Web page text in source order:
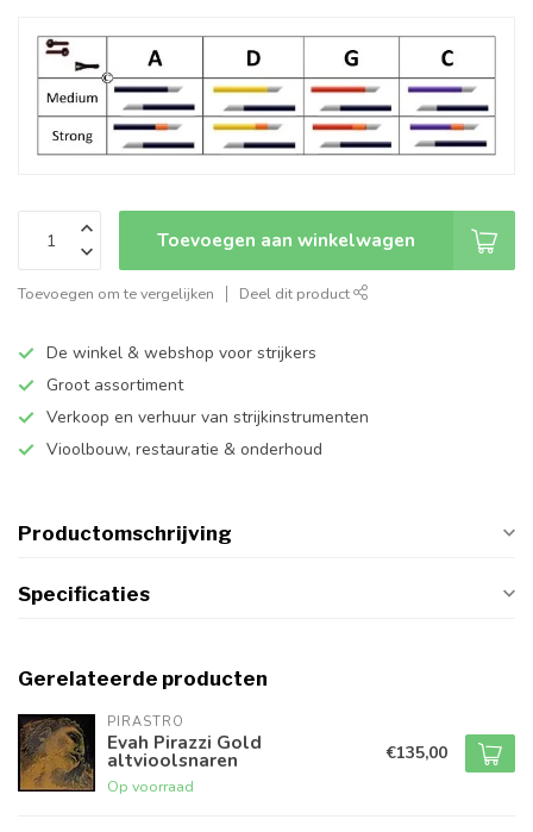
Toevoegen aan winkelwagen
Toevoegen om te vergelijken Deel dit product
De winkel & webshop voor strijkers
Groot assortiment
Verkoop en verhuur van strijkinstrumenten
Vioolbouw, restauratie & onderhoud
Productomschrijving
Specificaties
Gerelateerde producten
PIRASTRO
Evah Pirazzi Gold
altvioolsnaren
Op voorraad
€135,00